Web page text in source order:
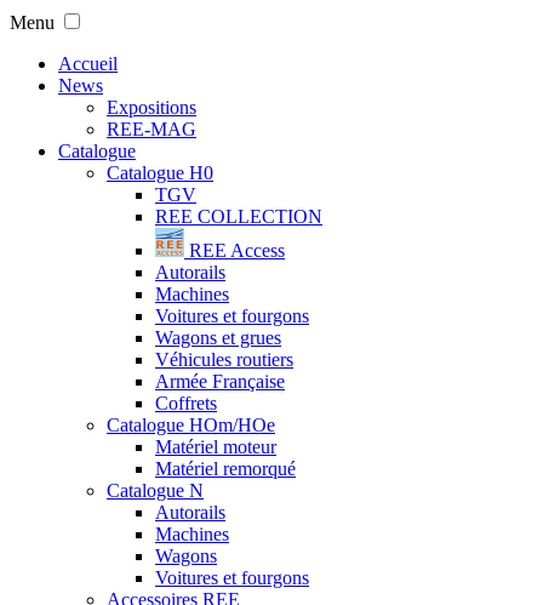
Menu
Accueil
News
Expositions
REE-MAG
Catalogue
Catalogue H0
TGV
REE COLLECTION
REE Access
Autorails
Machines
Voitures et fourgons
Wagons et grues
Véhicules routiers
Armée Française
Coffrets
Catalogue HOm/HOe
Matériel moteur
Matériel remorqué
Catalogue N
Autorails
Machines
Wagons
Voitures et fourgons
Accessoires REE